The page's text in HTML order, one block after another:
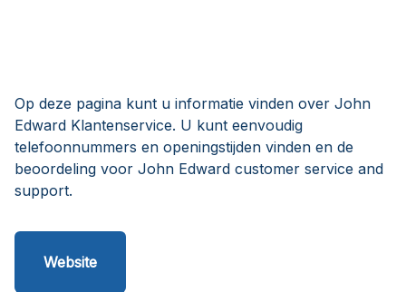
Op deze pagina kunt u informatie vinden over John
Edward Klantenservice. U kunt eenvoudig
telefoonnummers en openingstijden vinden en de
beoordeling voor John Edward customer service and
support.
Website